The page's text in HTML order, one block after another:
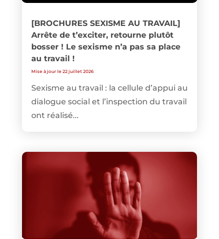
[BROCHURES SEXISME AU TRAVAIL]
Arrête de t’exciter, retourne plutôt
bosser ! Le sexisme n’a pas sa place
au travail !
Mise à jour le 22 juillet 2026
Sexisme au travail : la cellule d’appui au
dialogue social et l’inspection du travail
ont réalisé...